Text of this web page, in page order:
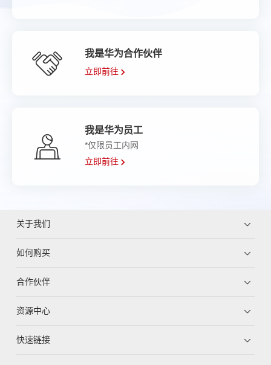
我是华为合作伙伴
立即前往
我是华为员工
*仅限员工内网
立即前往
关于我们
如何购买
合作伙伴
资源中心
快速链接